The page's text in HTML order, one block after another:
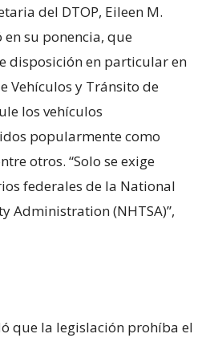
del DTOP, Eileen M.
en su ponencia, que
disposición en particular en
Vehículos y Tránsito de
los vehículos
popularmente como
otros. “Solo se exige
federales de la National
Administration (NHTSA)”,
que la legislación prohíba el